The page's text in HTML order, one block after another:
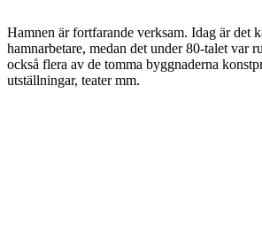
Hamnen är fortfarande verksam. Idag är det
hamnarbetare, medan det under 80-talet var
också flera av de tomma byggnaderna
utställningar, teater mm.